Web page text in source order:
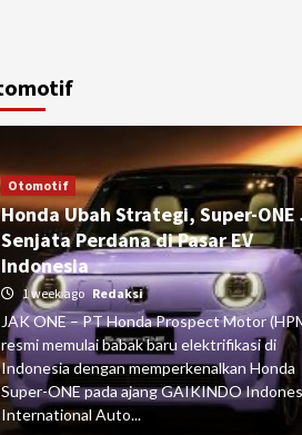
Otomotif
Honda Ubah Strategi, Super-ONE
Senjata Perdana di Pasar EV
Indonesia
1 week ago Redaksi
JAK ONE – PT Honda Prospect Motor
resmi memulai babak baru elektrifikasi di
Indonesia dengan memperkenalkan Honda
Super-ONE pada ajang GAIKINDO
International Auto...